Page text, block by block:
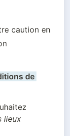
caution en
de
lieux